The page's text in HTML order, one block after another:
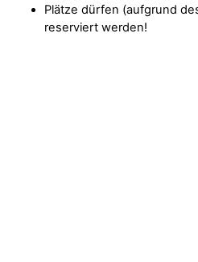
Plätze dürfen (aufgrund
reserviert werden!